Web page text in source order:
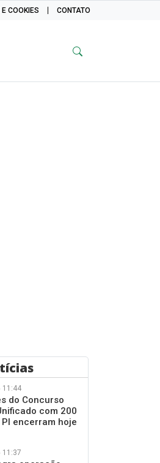
COOKIES CONTATO
11:44
do Concurso
com 200
encerram hoje